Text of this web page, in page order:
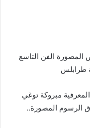
الفن التاسع
طرابلس
مبروكة توغي
المصورة..